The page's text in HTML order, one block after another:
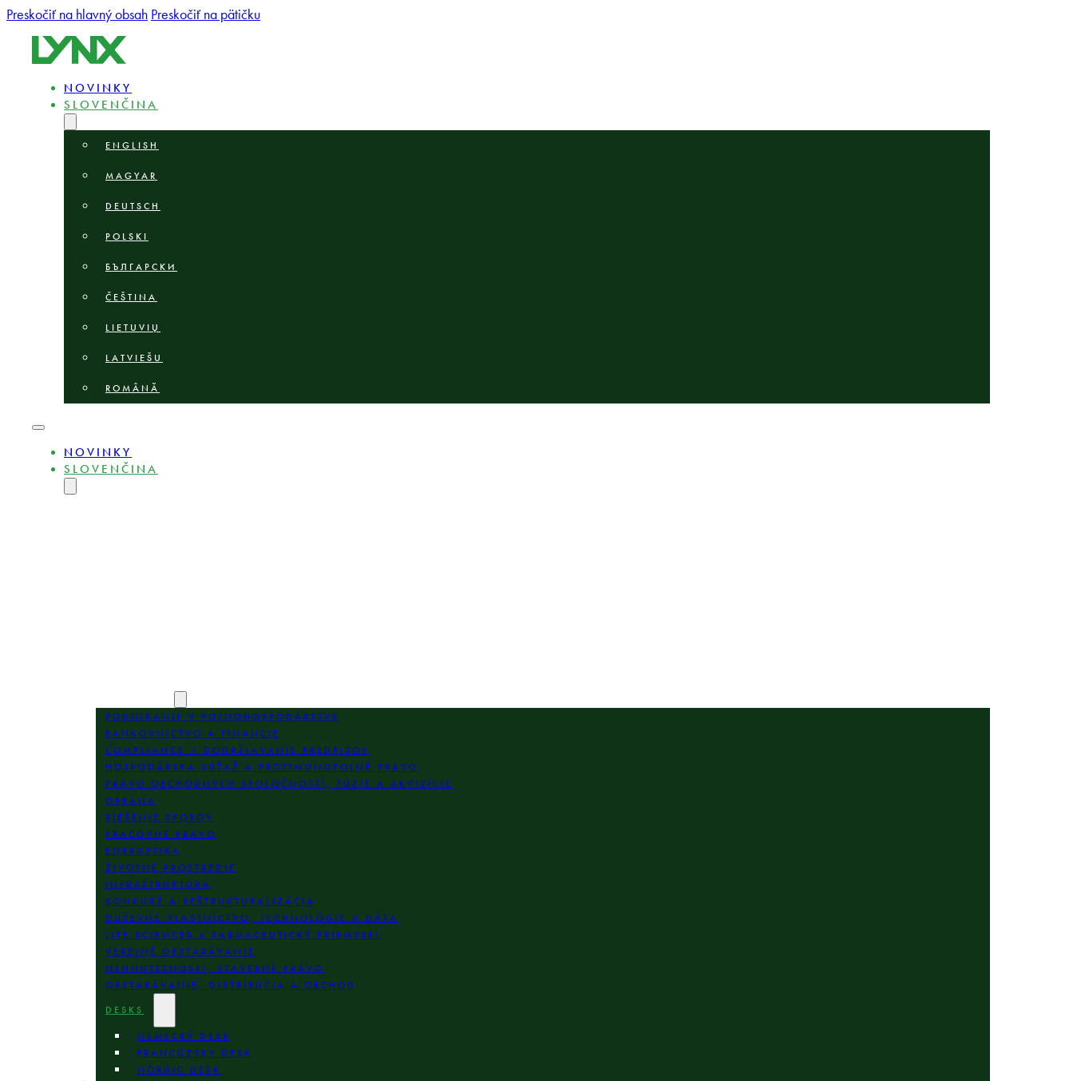
Preskočiť na hlavný obsah Preskočiť na pätičku
NOVINKY
SLOVENČINA
ENGLISH
MAGYAR
DEUTSCH
POLSKI
БЪЛГАРСКИ
ČEŠTINA
LIETUVIŲ
LATVIEŠU
ROMÂNĂ
NOVINKY
SLOVENČINA
PODNIKANIE V POĽNOHOSPODÁRSTVE
BANKOVNÍCTVO A FINANCIE
COMPLIANCE / DODRŽIAVANIE PREDPISOV
HOSPODÁRSKA SÚŤAŽ A PROTIMONOPOLNÉ PRÁVO
PRÁVO OBCHODNÝCH SPOLOČNOSTÍ, FÚZIE A AKVIZÍCIE
OBRANA
RIEŠENIE SPOROV
PRACOVNÉ PRÁVO
ENERGETIKA
ŽIVOTNÉ PROSTREDIE
INFRAŠTRUKTÚRA
KONKURZ A REŠTRUKTURALIZÁCIA
DUŠEVNÉ VLASTNÍCTVO, TECHNOLÓGIE A DÁTA
LIFE SCIENCES A FARMACEUTICKÝ PRIEMYSEL
VEREJNÉ OBSTARÁVANIE
NEHNUTEĽNOSTI, STAVEBNÉ PRÁVO
OBSTARÁVANIE, DISTRIBÚCIA A OBCHOD
DESKS
NEMECKÝ DESK
FRANCÚZSKY DESK
NORDIC DESK